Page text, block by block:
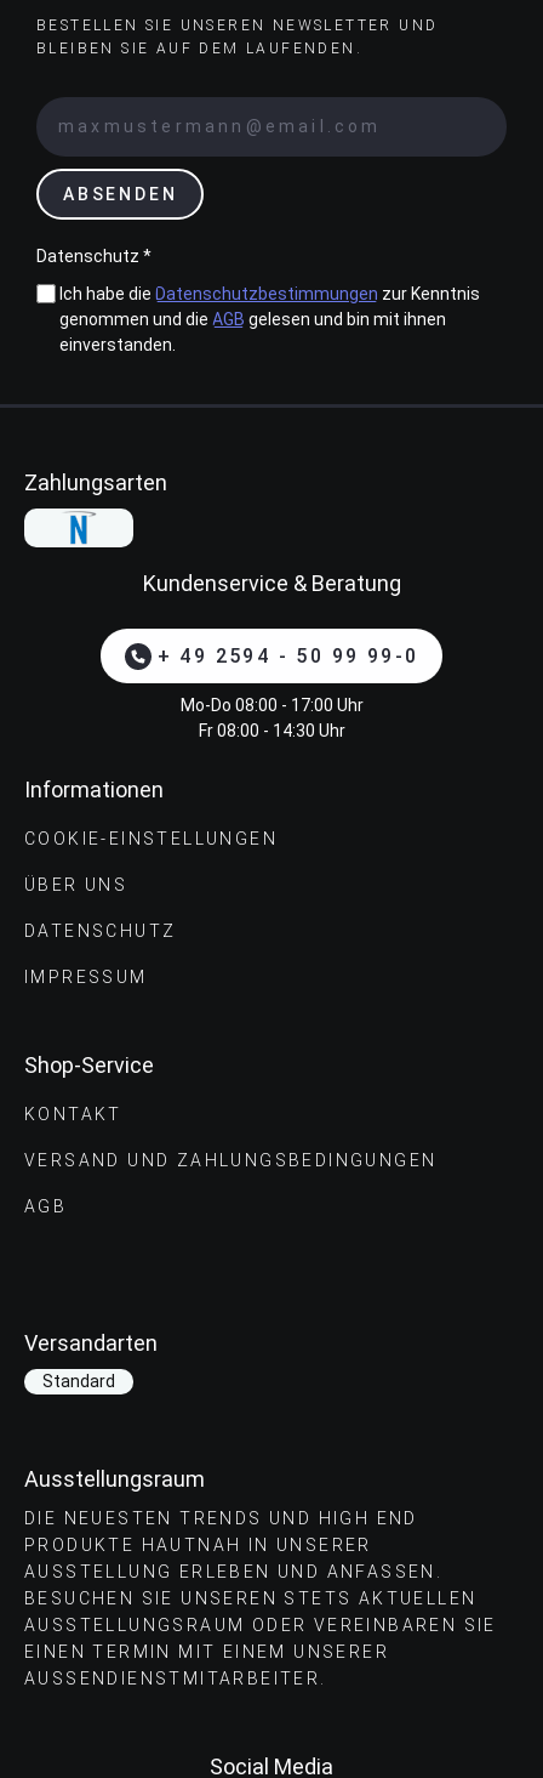
BESTELLEN SIE UNSEREN NEWSLETTER UND
BLEIBEN SIE AUF DEM LAUFENDEN.
ABSENDEN
Datenschutz *
Ich habe die Datenschutzbestimmungen zur Kenntnis
genommen und die AGB gelesen und bin mit ihnen
einverstanden.
Zahlungsarten
Kundenservice & Beratung
+ 49 2594 - 50 99 99-0
Mo-Do 08:00 - 17:00 Uhr
Fr 08:00 - 14:30 Uhr
Informationen
COOKIE-EINSTELLUNGEN
ÜBER UNS
DATENSCHUTZ
IMPRESSUM
Shop-Service
KONTAKT
VERSAND UND ZAHLUNGS­BEDINGUNGEN
AGB
Versandarten
Standard
Ausstellungsraum
DIE NEUESTEN TRENDS UND HIGH END
PRODUKTE HAUTNAH IN UNSERER
AUSSTELLUNG ERLEBEN UND ANFASSEN.
BESUCHEN SIE UNSEREN STETS AKTUELLEN
AUSSTELLUNGSRAUM ODER VEREINBAREN SIE
EINEN TERMIN MIT EINEM UNSERER
AUSSENDIENSTMITARBEITER.
Social Media